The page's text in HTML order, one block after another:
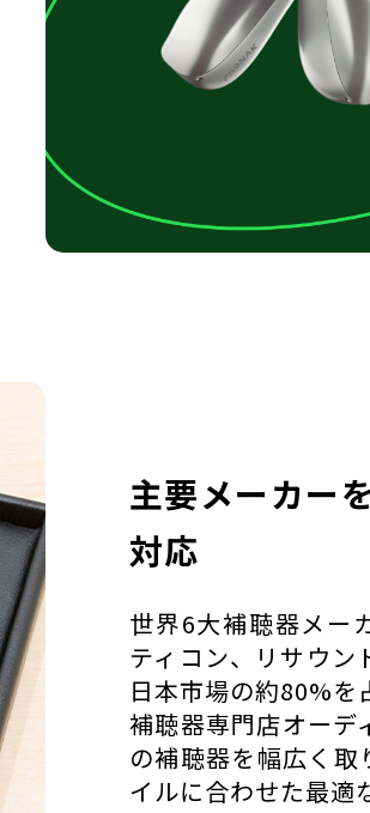
主要メーカー
対応
世界6大補聴器メー
ティコン、リサウン
日本市場の約80%を
補聴器専門店オーデ
の補聴器を幅広く取
イルに合わせた最適